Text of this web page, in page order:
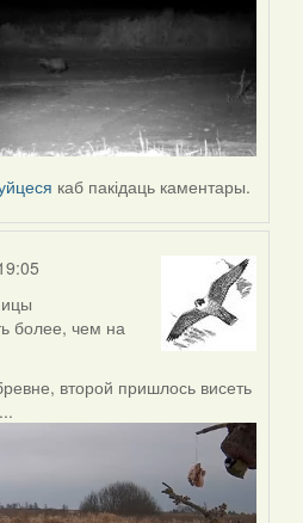
каб пакідаць каментары.
более, чем на
второй пришлось висеть